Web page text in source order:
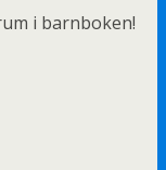
i barnboken!